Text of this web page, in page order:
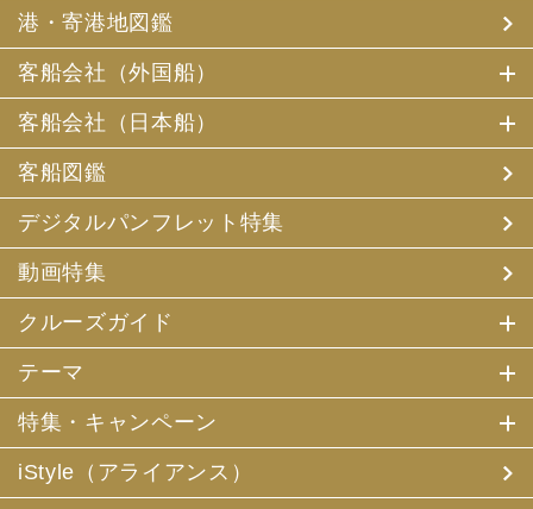
港・寄港地図鑑
客船会社（外国船）
客船会社（日本船）
客船図鑑
デジタルパンフレット特集
動画特集
クルーズガイド
テーマ
特集・キャンペーン
iStyle（アライアンス）